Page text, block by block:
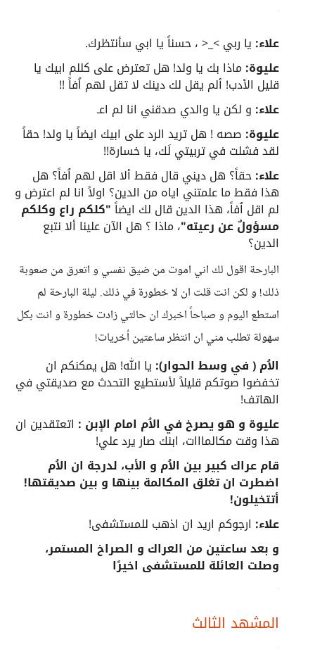
علاء: يا ربي >_< ، حسناً يا ابي سأنتظرك.
عليوة:ماذا بك يا ولد! هل تعترض على كللم ابيك يا
قليل الأدب! ألم يقل لك دينك لا تقل لهم اُفاً !!
علاء: و لكن يا والدي صدقني انا لم اعـ
عليوة: صصه ! هل تريد الرد على ابيك ايضاً يا ولد! حقاً
لقد فشلت في تربيتي لَك، يا خسارة!!
علاء:حقاً؟ هل ديني قال فقط ألا اقل لهم اُفاً؟ هل
هذا فقط ما علمتني اياه من الدين؟ اولاً انا لم اعترض و
لم اقل اُفاً، هذا الدين قال لك ايضاً"كلكم راع وكلكم
مسؤولٌ عن رعيته"، ماذا ؟ هل الآن علينا ألا نتبع
الدين؟
البارحة اقول لك اني اموت من ضيق نفسي و اتعرق من صعوبة
ذلك! و لكن انت قلت ان لا خطورة في ذلك. ليلة البارحة لم
استطع اليوم و صباحاً اخبرك ان حالتي زادت خطورة و انت بكل
سهولة تطلب مني ان انتظر ساعتين اُخريات!
الاُم ( في وسط الحوار): يا الله! هل يمكنكم ان
تخفضوا صوتكم قليلاً لأستطيع التحدث مع صديقتي في
الهاتف!
عليوة و هو يصرخ في الاُم امام الإبن : اتعتقدين ان
هذا وقت مكالمااات، ابنك صار يرد علي!
قام عراك كبير بين الاُم و الأب، لدرجة ان الاُم
اضطرت ان تغلق المكالمة بينها و بين صديقتها!
أتتخيلون!
علاء: ارجوكم اريد ان اذهب للمستشفى!
و بعد ساعتين من العراك و الصراخ المستمر،
وصلت العائلة للمستشفى اخيرًا
المشهد الثالث